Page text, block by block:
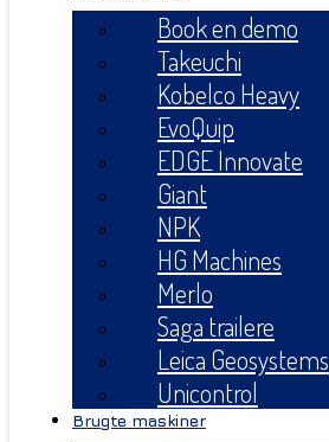
Book en demo
Takeuchi
Kobelco Heavy
EvoQuip
EDGE Innovate
Giant
NPK
HG Machines
Merlo
Saga trailere
Leica Geosystems
Unicontrol
Brugte maskiner